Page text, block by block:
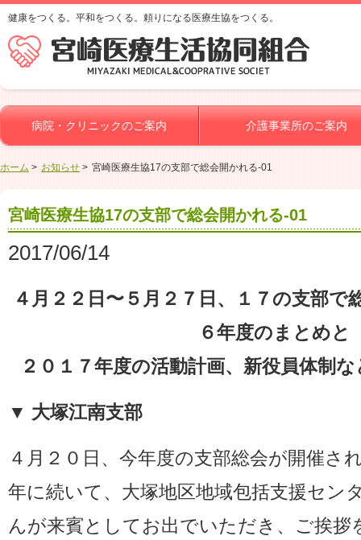
健康をつくる。平和をつくる。頼りになる医療生協をつくる。
病院・クリニックのご案内 介護事業所のご案内
ホーム お知らせ 宮崎医療生協17の支部で総会開かれる-01
宮崎医療生協17の支部で総会開かれる-01
2017/06/14
４月２２日〜５月２７日、１７の支部で
６年度のまとめと
２０１７年度の活動計画、新役員体制
▼ 大塚江南支部
４月２０日、今年度の支部総会が開催さ
年に続いて、大塚地区地域包括支援セン
んが来賓としてお出でいただき、ご挨拶